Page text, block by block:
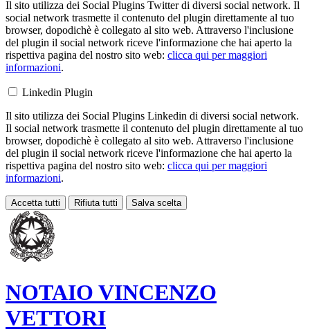
Il sito utilizza dei Social Plugins Twitter di diversi social network. Il
social network trasmette il contenuto del plugin direttamente al tuo
browser, dopodichè è collegato al sito web. Attraverso l'inclusione
del plugin il social network riceve l'informazione che hai aperto la
rispettiva pagina del nostro sito web: clicca qui per maggiori
informazioni.
Linkedin Plugin
Il sito utilizza dei Social Plugins Linkedin di diversi social network.
Il social network trasmette il contenuto del plugin direttamente al tuo
browser, dopodichè è collegato al sito web. Attraverso l'inclusione
del plugin il social network riceve l'informazione che hai aperto la
rispettiva pagina del nostro sito web: clicca qui per maggiori
informazioni.
Accetta tutti Rifiuta tutti Salva scelta
Loading...
NOTAIO VINCENZO
VETTORI